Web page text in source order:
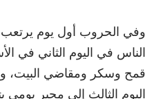
وفي الحروب أول يوم يرتعب
الناس في اليوم الثاني في
قمح وسكر ومقاضي البيت،
اليوم الثالث إلى مجبر يومي